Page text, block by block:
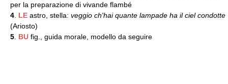
per la preparazione di vivande flambé
4 LE astro, stella: veggio ch'hai quante lampade ha il ciel condotte
(Ariosto)
5 BU fig., guida morale, modello da seguire